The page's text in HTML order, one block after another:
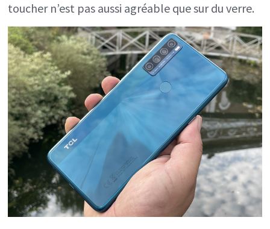
toucher n’est pas aussi agréable que sur du verre.